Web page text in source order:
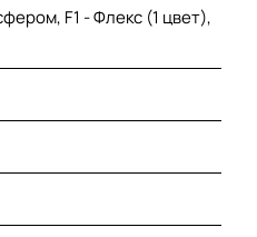
F1 - Флекс (1 цвет),